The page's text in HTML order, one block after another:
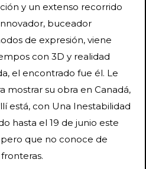
y un extenso recorrido
buceador
de expresión, viene
con 3D y realidad
el encontrado fue él. Le
mostrar su obra en Canadá,
está, con Una Inestabilidad
hasta el 19 de junio este
que no conoce de